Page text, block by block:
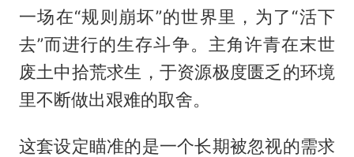
一场在“规则崩坏”的世界里，为了“活下
去”而进行的生存斗争。主角许青在末世
废土中拾荒求生，于资源极度匮乏的环境
里不断做出艰难的取舍。
这套设定瞄准的是一个长期被忽视的需求